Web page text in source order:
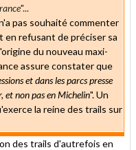
"...
pas souhaité commenter
en refusant de préciser sa
du nouveau maxi-
assure constater que
et dans les parcs presse
et non pas en Michelin". Un
la reine des trails sur
des trails d'autrefois en